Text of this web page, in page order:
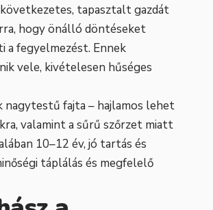
tapasztalt gazdát
hogy önálló döntéseket
a fegyelmezést. Ennek
vele, kivételesen hűséges
nagytestű fajta – hajlamos lehet
valamint a sűrű szőrzet miatt
10–12 év, jó tartás és
táplálás és megfelelő